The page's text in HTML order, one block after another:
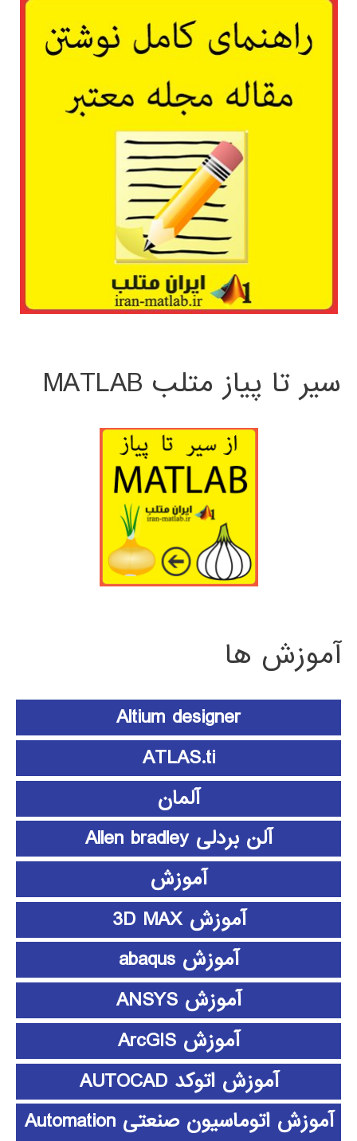
سیر تا پیاز متلب MATLAB
آموزش ها
Altium designer
ATLAS.ti
آلمان
آلن بردلی Allen bradley
آموزش
آموزش 3D MAX
آموزش abaqus
آموزش ANSYS
آموزش ArcGIS
آموزش اتوکد AUTOCAD
آموزش اتوماسیون صنعتی Automation